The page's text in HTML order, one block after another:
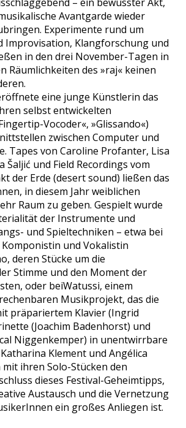
Avantgarde wieder
Experimente rund um
Improvisation, Klangforschung und
in den drei November-Tagen in
Räumlichkeiten des »raj« keinen
eine junge Künstlerin das
selbst entwickelten
Vocoder«, »Glissando«)
zwischen Computer und
Tapes von Caroline Profanter, Lisa
Šaljić und Field Recordings vom
der Erde (desert sound) ließen das
in diesem Jahr weiblichen
Raum zu geben. Gespielt wurde
der Instrumente und
und Spieltechniken – etwa bei
und Vokalistin
deren Stücke um die
Stimme und den Moment der
oder beiWatussi, einem
Musikprojekt, das die
präpariertem Klavier (Ingrid
(Joachim Badenhorst) und
Niggenkemper) in unentwirrbare
Klement und Angélica
ihren Solo-Stücken den
dieses Festival-Geheimtipps,
Austausch und die Vernetzung
ein großes Anliegen ist.